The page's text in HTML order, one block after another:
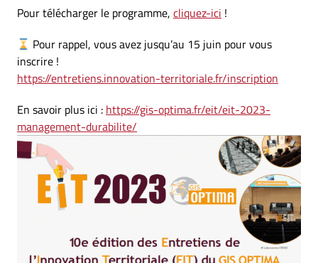
Pour télécharger le programme, cliquez-ici !
Pour rappel, vous avez jusqu’au 15 juin pour vous
inscrire !
https://entretiens.innovation-territoriale.fr/inscription
En savoir plus ici : https://gis-optima.fr/eit/eit-2023-
management-durabilite/